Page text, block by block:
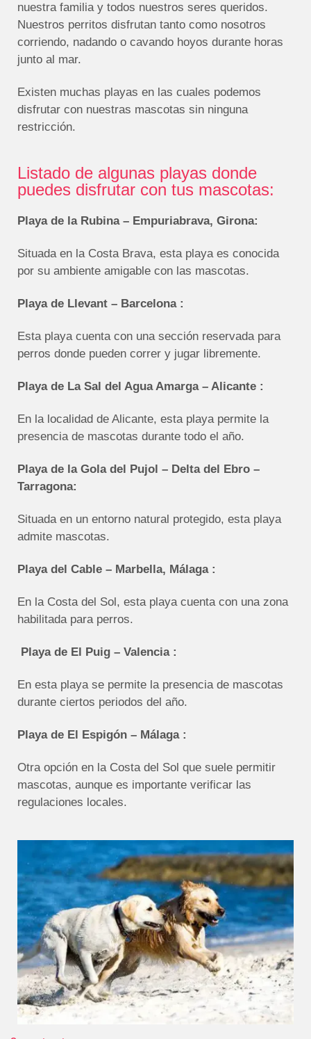
nuestra familia y todos nuestros seres queridos.
Nuestros perritos disfrutan tanto como nosotros
corriendo, nadando o cavando hoyos durante horas
junto al mar.
Existen muchas playas en las cuales podemos
disfrutar con nuestras mascotas sin ninguna
restricción.
Listado de algunas playas donde
puedes disfrutar con tus mascotas:
Playa de la Rubina – Empuriabrava, Girona:
Situada en la Costa Brava, esta playa es conocida
por su ambiente amigable con las mascotas.
Playa de Llevant – Barcelona :
Esta playa cuenta con una sección reservada para
perros donde pueden correr y jugar libremente.
Playa de La Sal del Agua Amarga – Alicante :
En la localidad de Alicante, esta playa permite la
presencia de mascotas durante todo el año.
Playa de la Gola del Pujol – Delta del Ebro –
Tarragona:
Situada en un entorno natural protegido, esta playa
admite mascotas.
Playa del Cable – Marbella, Málaga :
En la Costa del Sol, esta playa cuenta con una zona
habilitada para perros.
Playa de El Puig – Valencia :
En esta playa se permite la presencia de mascotas
durante ciertos periodos del año.
Playa de El Espigón – Málaga :
Otra opción en la Costa del Sol que suele permitir
mascotas, aunque es importante verificar las
regulaciones locales.